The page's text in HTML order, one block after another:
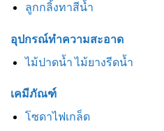
ลูกกลิ้งทาสีน้ำ
อุปกรณ์ทำความสะอาด
ไม้ปาดน้ำ ไม้ยางรีดน้ำ
เคมีภัณฑ์
โซดาไฟเกล็ด